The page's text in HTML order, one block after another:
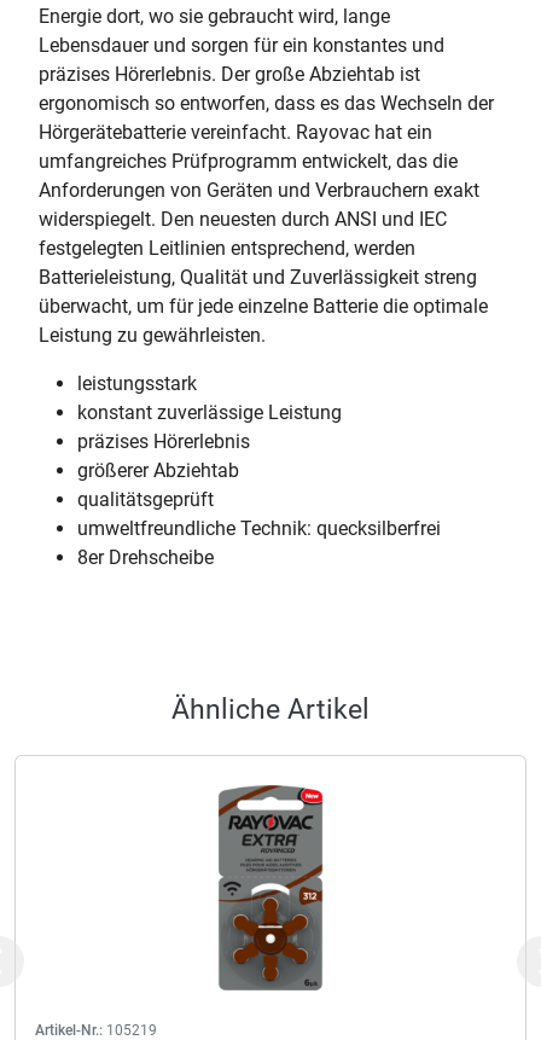
Energie dort, wo sie gebraucht wird, lange
Lebensdauer und sorgen für ein konstantes und
präzises Hörerlebnis. Der große Abziehtab ist
ergonomisch so entworfen, dass es das Wechseln der
Hörgerätebatterie vereinfacht. Rayovac hat ein
umfangreiches Prüfprogramm entwickelt, das die
Anforderungen von Geräten und Verbrauchern exakt
widerspiegelt. Den neuesten durch ANSI und IEC
festgelegten Leitlinien entsprechend, werden
Batterieleistung, Qualität und Zuverlässigkeit streng
überwacht, um für jede einzelne Batterie die optimale
Leistung zu gewährleisten.
leistungsstark
konstant zuverlässige Leistung
präzises Hörerlebnis
größerer Abziehtab
qualitätsgeprüft
umweltfreundliche Technik: quecksilberfrei
8er Drehscheibe
Ähnliche Artikel
Artikel-Nr.: 105219